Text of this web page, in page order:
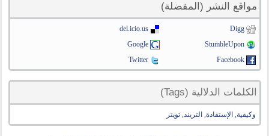
مواقع النشر (المفضلة)
Digg
del.icio.us
StumbleUpon
Google
Facebook
Twitter
الكلمات الدلالية (Tags)
وكيفية, الإستفادة, التريند,تويتر